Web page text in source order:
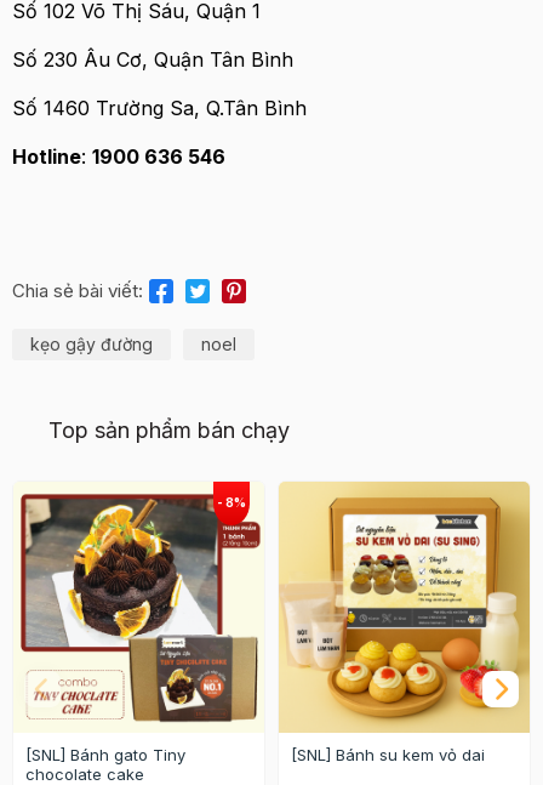
Số 102 Võ Thị Sáu, Quận 1
Số 230 Âu Cơ, Quận Tân Bình
Số 1460 Trường Sa, Q.Tân Bình
Hotline: 1900 636 546
Chia sẻ bài viết:
kẹo gậy đường noel
Top sản phẩm bán chạy
[SNL] Bánh gato Tiny
chocolate cake
[SNL] Bánh su kem vỏ dai